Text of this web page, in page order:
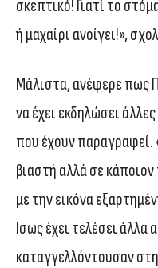
σκεπτικό! Γιατί το
ή μαχαίρι ανοίγει!»,
Μάλιστα, ανέφερε πως
να έχει εκδηλώσει
που έχουν παραγραφεί.
βιαστή αλλά σε
με την εικόνα
Ισως έχει τελέσει άλλα
καταγγελλόντουσαν